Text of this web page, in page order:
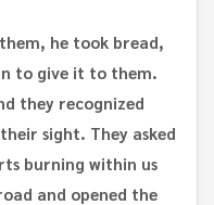
he took bread,
to give it to them.
they recognized
sight. They asked
burning within us
and opened the